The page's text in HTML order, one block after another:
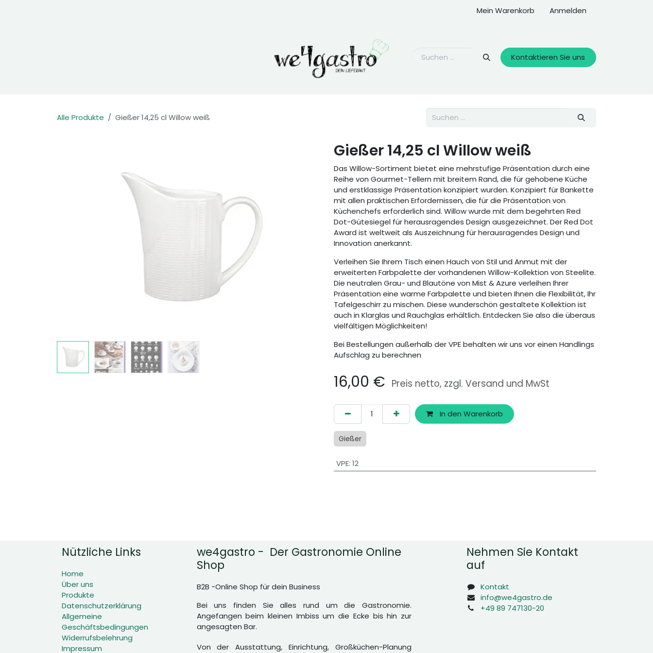
Mein Warenkorb Anmelden
Kontaktieren Sie uns
Alle Produkte Gießer 14,25 cl Willow weiß
Gießer 14,25 cl Willow weiß
Das Willow-Sortiment bietet eine mehrstufige Präsentation durch eine
Reihe von Gourmet-Tellern mit breitem Rand, die für gehobene Küche
und erstklassige Präsentation konzipiert wurden. Konzipiert für Bankette
mit allen praktischen Erfordernissen, die für die Präsentation von
Küchenchefs erforderlich sind. Willow wurde mit dem begehrten Red
Dot-Gütesiegel für herausragendes Design ausgezeichnet. Der Red Dot
Award ist weltweit als Auszeichnung für herausragendes Design und
Innovation anerkannt.
Verleihen Sie Ihrem Tisch einen Hauch von Stil und Anmut mit der
erweiterten Farbpalette der vorhandenen Willow-Kollektion von Steelite.
Die neutralen Grau- und Blautöne von Mist & Azure verleihen Ihrer
Präsentation eine warme Farbpalette und bieten Ihnen die Flexibilität, Ihr
Tafelgeschirr zu mischen. Diese wunderschön gestaltete Kollektion ist
auch in Klarglas und Rauchglas erhältlich. Entdecken Sie also die überaus
vielfältigen Möglichkeiten!
Bei Bestellungen außerhalb der VPE behalten wir uns vor einen Handlings
Aufschlag zu berechnen
16,00 € Preis netto, zzgl. Versand und MwSt
In den Warenkorb
Gießer
VPE: 12
Nützliche Links
Home
Über uns
Produkte
Datenschutzerklärung
Allgemeine
Geschäftsbedingungen
Widerrufsbelehrung
Impressum
we4gastro - Der Gastronomie Online
Shop
B2B -Online Shop für dein Business
Bei uns finden Sie alles rund um die Gastronomie.
Angefangen beim kleinen Imbiss um die Ecke bis hin zur
angesagten Bar.
Von der Ausstattung, Einrichtung, Großküchen-Planung
Nehmen Sie Kontakt
auf
Kontakt
info@we4gastro.de
+49 89 747130-20